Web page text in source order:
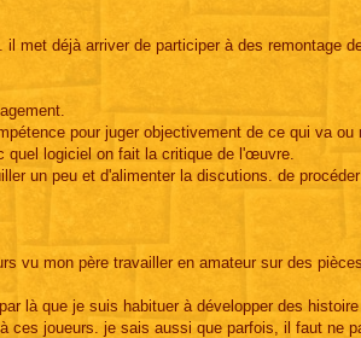
met déjà arriver de participer à des remontage
pour juger objectivement de ce qui va ou
quel logiciel on fait la critique de l'œuvre.
un peu et d'alimenter la discutions. de
vu mon père travailler en amateur sur des
là que je suis habituer à développer des
ces joueurs. je sais aussi que parfois, il faut ne